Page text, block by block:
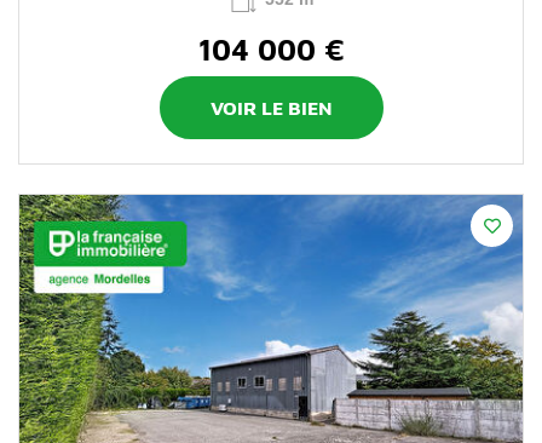
104 000 €
VOIR LE BIEN